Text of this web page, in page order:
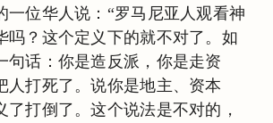
一位华人说：“罗马尼亚人观看神
吗？这个定义下的就不对了。如
句话：你是造反派，你是走资
人打死了。说你是地主、资本
了打倒了。这个说法是不对的，